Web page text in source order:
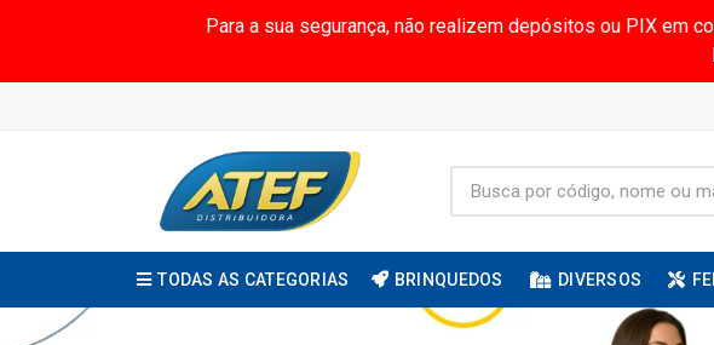
Para a sua segurança, não realizem depósitos ou PIX em
TODAS AS CATEGORIAS BRINQUEDOS DIVERSOS